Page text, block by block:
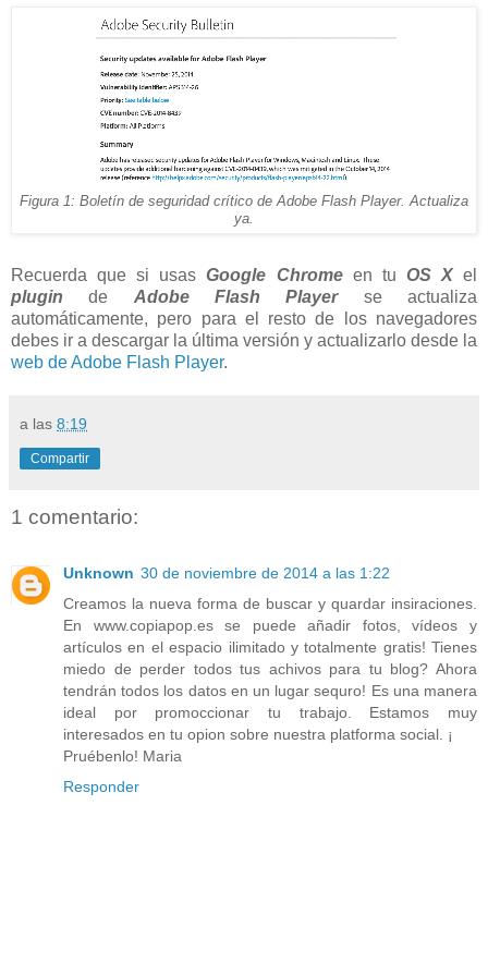
Figura 1: Boletín de seguridad crítico de Adobe Flash Player. Actualiza
ya.
Recuerda que si usasGoogle Chromeen tu OS Xel
plugin de Adobe Flash Playerse actualiza
automáticamente, pero para el resto de los navegadores
debes ir a descargar la última versión y actualizarlo desde la
web de Adobe Flash Player.
a las 8:19
Compartir
1 comentario:
Unknown 30 de noviembre de 2014 a las 1:22
Creamos la nueva forma de buscar y quardar insiraciones.
En www.copiapop.es se puede añadir fotos, vídeos y
artículos en el espacio ilimitado y totalmente gratis! Tienes
miedo de perder todos tus achivos para tu blog? Ahora
tendrán todos los datos en un lugar sequro! Es una manera
ideal por promoccionar tu trabajo. Estamos muy
interesados en tu opion sobre nuestra platforma social. ¡
Pruébenlo! Maria
Responder